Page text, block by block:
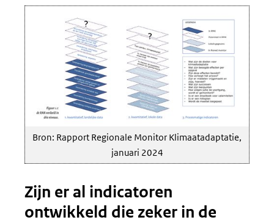
Bron: Rapport Regionale Monitor Klimaatadaptatie,
januari 2024
Zijn er al indicatoren
ontwikkeld die zeker in de